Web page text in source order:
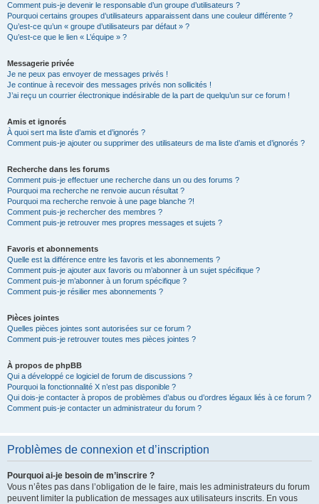
Comment puis-je devenir le responsable d’un groupe d’utilisateurs ?
Pourquoi certains groupes d’utilisateurs apparaissent dans une couleur différente ?
Qu’est-ce qu’un « groupe d’utilisateurs par défaut » ?
Qu’est-ce que le lien « L’équipe » ?
Messagerie privée
Je ne peux pas envoyer de messages privés !
Je continue à recevoir des messages privés non sollicités !
J’ai reçu un courrier électronique indésirable de la part de quelqu’un sur ce forum !
Amis et ignorés
À quoi sert ma liste d’amis et d’ignorés ?
Comment puis-je ajouter ou supprimer des utilisateurs de ma liste d’amis et d’ignorés ?
Recherche dans les forums
Comment puis-je effectuer une recherche dans un ou des forums ?
Pourquoi ma recherche ne renvoie aucun résultat ?
Pourquoi ma recherche renvoie à une page blanche ?!
Comment puis-je rechercher des membres ?
Comment puis-je retrouver mes propres messages et sujets ?
Favoris et abonnements
Quelle est la différence entre les favoris et les abonnements ?
Comment puis-je ajouter aux favoris ou m’abonner à un sujet spécifique ?
Comment puis-je m’abonner à un forum spécifique ?
Comment puis-je résilier mes abonnements ?
Pièces jointes
Quelles pièces jointes sont autorisées sur ce forum ?
Comment puis-je retrouver toutes mes pièces jointes ?
À propos de phpBB
Qui a développé ce logiciel de forum de discussions ?
Pourquoi la fonctionnalité X n’est pas disponible ?
Qui dois-je contacter à propos de problèmes d’abus ou d’ordres légaux liés à ce forum ?
Comment puis-je contacter un administrateur du forum ?
Problèmes de connexion et d’inscription
Pourquoi ai-je besoin de m’inscrire ?
Vous n’êtes pas dans l’obligation de le faire, mais les administrateurs du forum
peuvent limiter la publication de messages aux utilisateurs inscrits. En vous